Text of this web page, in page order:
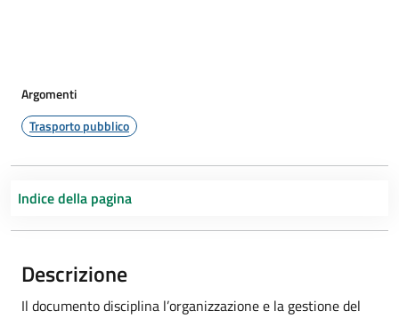
Argomenti
Trasporto pubblico
Indice della pagina
Descrizione
Il documento disciplina l’organizzazione e la gestione del